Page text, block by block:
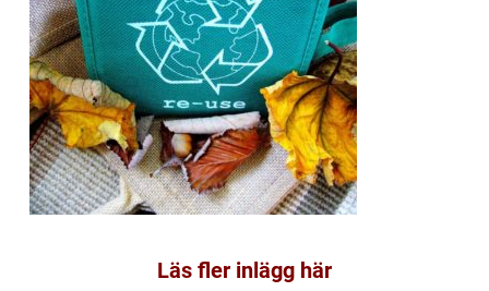
Läs fler inlägg här